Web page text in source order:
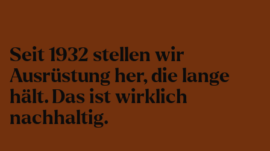
Seit 1932 stellen wir
Ausrüstung her, die lange
hält. Das ist wirklich
nachhaltig.